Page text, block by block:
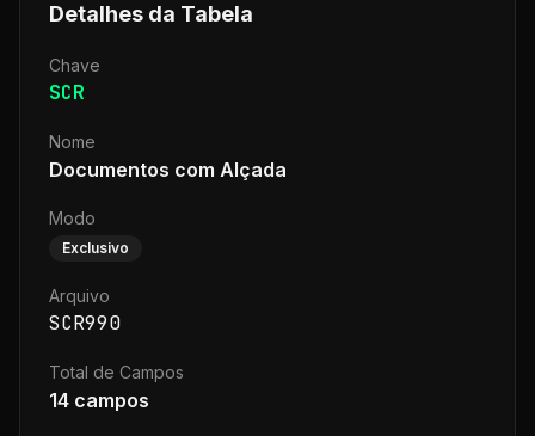
Detalhes da Tabela
Chave
SCR
Nome
Documentos com Alçada
Modo
Exclusivo
Arquivo
SCR990
Total de Campos
14 campos